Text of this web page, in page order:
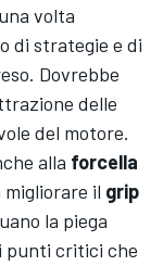
volta
di strategie e di
Dovrebbe
delle
del motore.
alla forcella
migliorare il grip
la piega
punti critici che